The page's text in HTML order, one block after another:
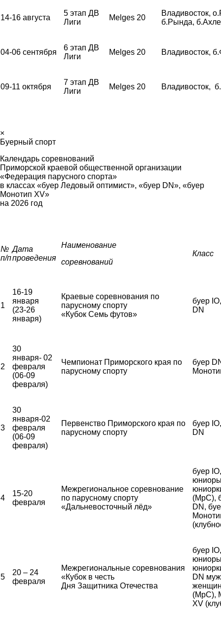
14-16 августа
5 этап ДВ
Лиги
Melges 20
Владивосток,
б.Рында,
04-06 сентября
6 этап ДВ
Лиги
Melges 20 Владивосток,
09-11 октября
7 этап ДВ
Лиги
Melges 20 Владивосток,
×
Буерный спорт
Календарь соревнований
Приморской краевой общественной организации
«Федерация парусного спорта»
в классах «буер Ледовый оптимист», «буер DN», «буер
Монотип XV»
на 2026 год
№
п/п
Дата
проведения
Наименование
соревнований
Класс
1
16-19
января
(23-26
января)
Краевые соревнования по
парусному спорту
«Кубок Семь футов»
буер
DN
2
30
января- 02
февраля
(06-09
февраля)
Чемпионат Приморского края по
парусному спорту
буер
3
30
января-02
февраля
(06-09
февраля)
Первенство Приморского края по
парусному спорту
буер
DN
4
15-20
февраля
Межрегиональное соревнование
по парусному спорту
«Дальневосточный лёд»
буер
(МрС),
DN,
5
20 – 24
февраля
Межрегиональные соревнования
«Кубок в честь
Дня Защитника Отечества
буер
DN
(МрС),
XV